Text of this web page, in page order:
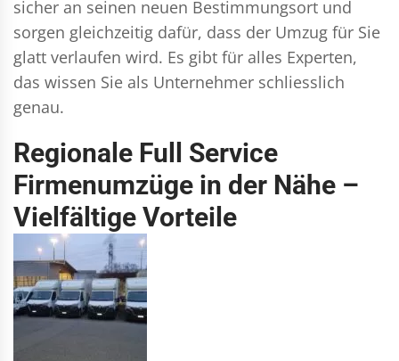
sicher an seinen neuen Bestimmungsort und
sorgen gleichzeitig dafür, dass der Umzug für Sie
glatt verlaufen wird. Es gibt für alles Experten,
das wissen Sie als Unternehmer schliesslich
genau.
Regionale Full Service
Firmenumzüge in der Nähe –
Vielfältige Vorteile